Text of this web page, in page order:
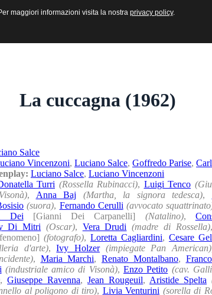
La cuccagna (1962)
Salce
Vincenzoni, Luciano Salce, Goffredo Parise,
Luciano Salce, Luciano Vincenzoni
Turri (Rossella Rubinacci), Luigi Tenco
, Anna Baj (Martha, la signora tedesca),
(suora), Fernando Cerulli (avvocato
Dei [Gianni Dei Carpanelli] (Natalino),
Di Mitri (Oscar), Vera Drudi (madre di Rossella)
(fotografo), Loretta Cagliardini, Cesare
d'arte),Ivy Holzer (impiegate Pan American)
, Maria Marchi, Renato Montalbano,
(industriale amico di Visonà), Enzo Petito (cav.
, Giuseppe Ravenna, Jean Rougeuil, Aristide Spelta
al poligono di tiro), Livia Venturini (sorella di
maggiori informazioni visita la nostra privacy policy.
maggiori informazioni visita la nostra privacy policy.